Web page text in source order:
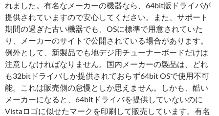
れました。有名なメーカーの機器なら、64bit版ドライバが
提供されていますので安心してください。また、サポート
期間の過ぎた古い機器でも、OSに標準で用意されていた
り、メーカーのサイトで公開されている場合があります。
例外として、新製品でも地デジ用チューナーボードだけは
注意しなければなりません。国内メーカーの製品は、どれ
も32bitドライバしか提供されておらず64bit OSで使用不可
能。これは販売側の怠慢としか思えません。しかも、酷い
メーカーになると、64bitドライバを提供していないのに
Vistaロゴに似せたマークを印刷して販売しています。有名